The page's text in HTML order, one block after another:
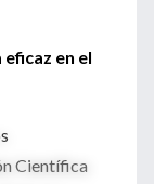
en el
Científica